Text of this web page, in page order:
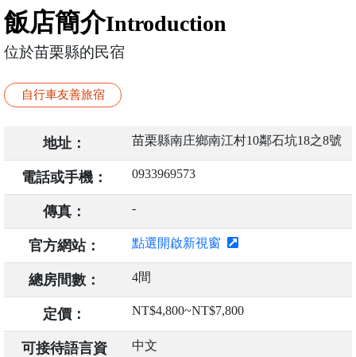
飯店簡介Introduction
位於苗栗縣的民宿
自行車友善旅宿
地址： 苗栗縣南庄鄉南江村10鄰石坑18之8號
電話或手機： 0933969573
傳真： -
官方網站： 點選開啟新視窗
總房間數： 4間
定價： NT$4,800~NT$7,800
可接待語言資
中文